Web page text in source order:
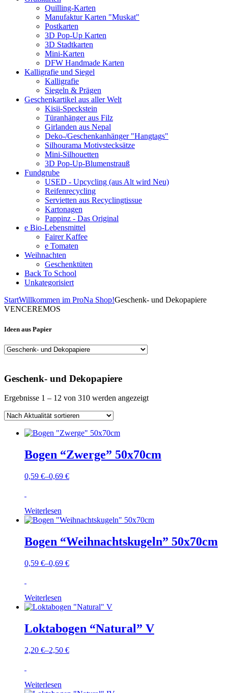
Quilling-Karten
Manufaktur Karten "Muskat"
Postkarten
3D Pop-Up Karten
3D Stadtkarten
Mini-Karten
DFW Handmade Karten
Kalligrafie und Siegel
Kalligrafie
Siegeln & Prägen
Geschenkartikel aus aller Welt
Kisii-Speckstein
Türanhänger aus Filz
Girlanden aus Nepal
Deko-/Geschenkanhänger "Hangtags"
Silhourama Motivstecksätze
Mini-Silhouetten
3D Pop-Up-Blumenstrauß
Fundgrube
USED - Upcycling (aus Alt wird Neu)
Reifenrecycling
Servietten aus Recyclingtissue
Kartonagen
Pappinz - Das Original
e Bio-Lebensmittel
Fairer Kaffee
e Tomaten
Weihnachten
Geschenktüten
Back To School
Unkategorisiert
StartWillkommen im ProNa Shop!Geschenk- und Dekopapiere
VENCEREMOS
Ideen aus Papier
Geschenk- und Dekopapiere
Ergebnisse 1 – 12 von 310 werden angezeigtNach
Bogen “Zwerge” 50x70cm
0,59 €–0,69 €
Weiterlesen
Bogen “Weihnachtskugeln” 50x70cm
0,59 €–0,69 €
Weiterlesen
Loktabogen “Natural” V
2,20 €–2,50 €
Weiterlesen